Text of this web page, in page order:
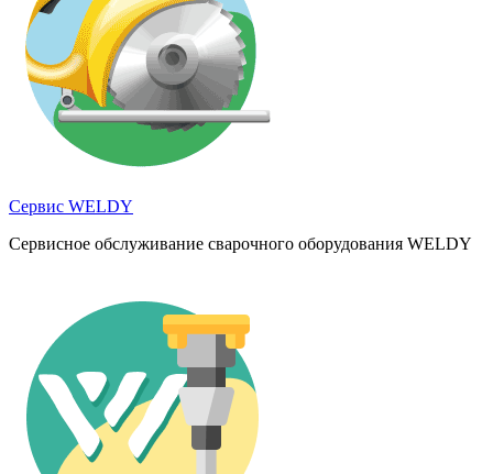
Сервис WELDY
Сервисное обслуживание сварочного оборудования WELDY